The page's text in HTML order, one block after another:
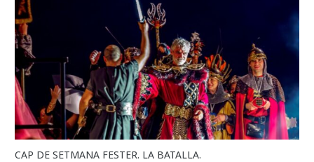
CAP DE SETMANA FESTER. LA BATALLA.